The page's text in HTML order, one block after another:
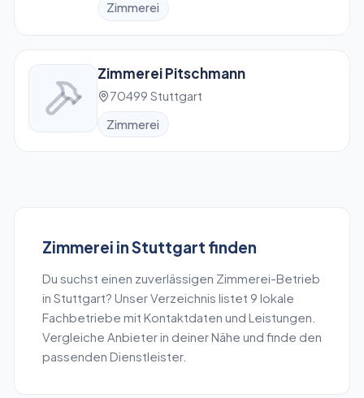
Zimmerei
Zimmerei Pitschmann
70499 Stuttgart
Zimmerei
Zimmerei inStuttgart finden
Du suchst einen zuverlässigen Zimmerei-Betrieb
in Stuttgart? Unser Verzeichnis listet 9 lokale
Fachbetriebe mit Kontaktdaten und Leistungen.
Vergleiche Anbieter in deiner Nähe und finde den
passenden Dienstleister.